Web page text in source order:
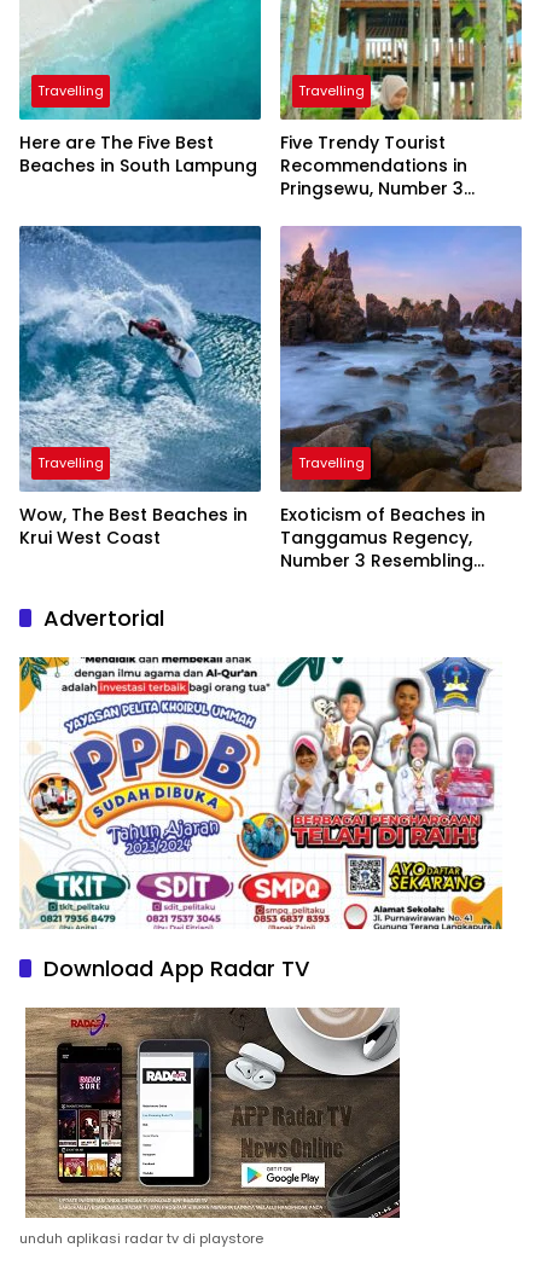
Travelling
Here are The Five Best
Beaches in South Lampung
Travelling
Five Trendy Tourist
Recommendations in
Pringsewu, Number 3
President
Travelling
Wow, The Best Beaches in
Krui West Coast
Travelling
Exoticism of Beaches in
Tanggamus Regency,
Number 3 Resembling
Advertorial
Download App Radar TV
unduh aplikasi radar tv di playstore